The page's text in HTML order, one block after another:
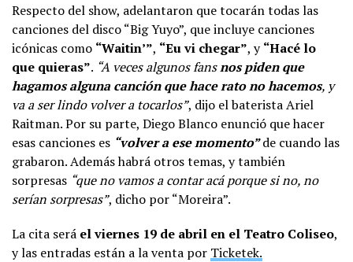
Respecto del show, adelantaron que tocarán todas las
canciones del disco “Big Yuyo”, que incluye canciones
icónicas como “Waitin’”, “Eu vi chegar”, y“Hacé lo
que quieras”. “A veces algunos fansnos piden que
hagamos alguna canción que hace rato no hacemos, y
va a ser lindo volver a tocarlos”, dijo el baterista Ariel
Raitman. Por su parte, Diego Blanco enunció que hacer
esas canciones es “volver a ese momento”de cuando las
grabaron. Además habrá otros temas, y también
sorpresas “que no vamos a contar acá porque si no, no
serían sorpresas”, dicho por “Moreira”.
La cita será el viernes 19 de abril en el Teatro Coliseo,
y las entradas están a la venta por Ticketek.